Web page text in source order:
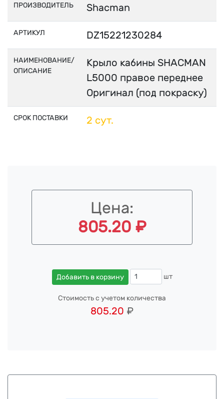
ПРОИЗВОДИТЕЛЬ Shacman
АРТИКУЛ DZ15221230284
НАИМЕНОВАНИЕ/
ОПИСАНИЕ
Крыло кабины SHACMAN
L5000 правое переднее
Оригинал (под покраску)
СРОК ПОСТАВКИ 2 сут.
Цена:
805.20 ₽
Добавить в корзину шт
Стоимость с учетом количества
805.20 ₽